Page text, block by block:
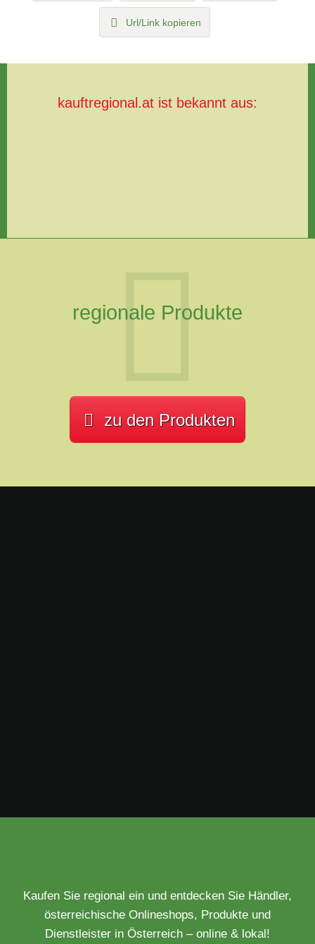
Url/Link kopieren
kauftregional.at ist bekannt aus:
regionale Produkte
zu den Produkten
Kaufen Sie regional ein und entdecken Sie Händler,
österreichische Onlineshops, Produkte und
Dienstleister in Österreich – online & lokal!